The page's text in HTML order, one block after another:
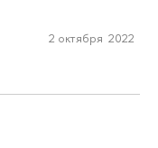
2 октября 2022